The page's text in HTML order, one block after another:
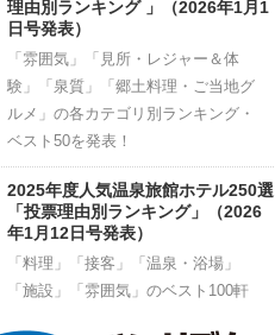
理由別ランキング 」（2026年1月1
日号発表）
「雰囲気」「見所・レジャー＆体
験」「泉質」「郷土料理・ご当地グ
ルメ」の各カテゴリ別ランキング・
ベスト50を発表！
2025年度人気温泉旅館ホテル250選
「投票理由別ランキング」（2026
年1月12日号発表）
「料理」「接客」「温泉・浴場」
「施設」「雰囲気」のベスト100軒